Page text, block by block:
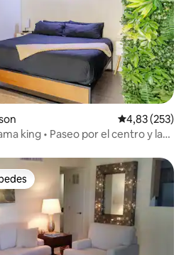
Calificación
4,83 (253)
king • Paseo por el centro y la
más destacados